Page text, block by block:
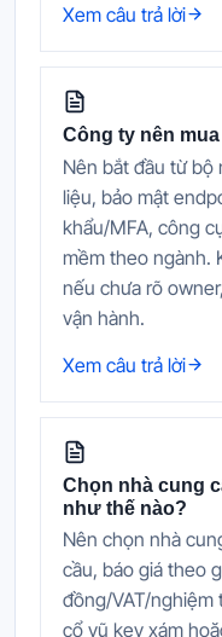
Xem câu trả lời
Công ty nên
Nên bắt đầu từ bộ
liệu, bảo mật
khẩu/MFA, công
mềm theo ngành.
nếu chưa rõ
vận hành.
Xem câu trả lời
Chọn nhà cung
như thế nào?
Nên chọn nhà
cầu, báo giá theo
đồng/VAT/nghiệm
cổ vũ key xám